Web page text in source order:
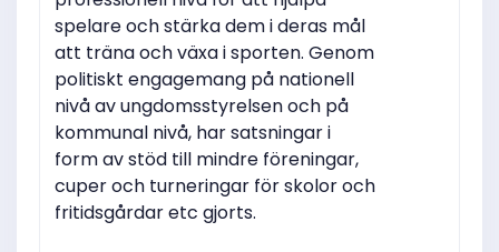
spelare och stärka dem i deras mål
att träna och växa i sporten. Genom
politiskt engagemang på nationell
nivå av ungdomsstyrelsen och på
kommunal nivå, har satsningar i
form av stöd till mindre föreningar,
cuper och turneringar för skolor och
fritidsgårdar etc gjorts.